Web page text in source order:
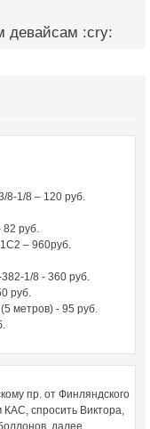
девайсам :cry:
8-1/8 – 120 руб.
руб.
– 960руб.
1/8 - 360 руб.
руб.
метров) - 95 руб.
пр. от Финляндского
спросить Виктора,
далее